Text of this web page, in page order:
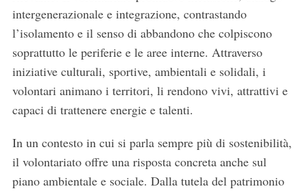
intergenerazionale e integrazione, contrastando
l’isolamento e il senso di abbandono che colpiscono
soprattutto le periferie e le aree interne. Attraverso
iniziative culturali, sportive, ambientali e solidali, i
volontari animano i territori, li rendono vivi, attrattivi e
capaci di trattenere energie e talenti.
In un contesto in cui si parla sempre più di sostenibilità,
il volontariato offre una risposta concreta anche sul
piano ambientale e sociale. Dalla tutela del patrimonio